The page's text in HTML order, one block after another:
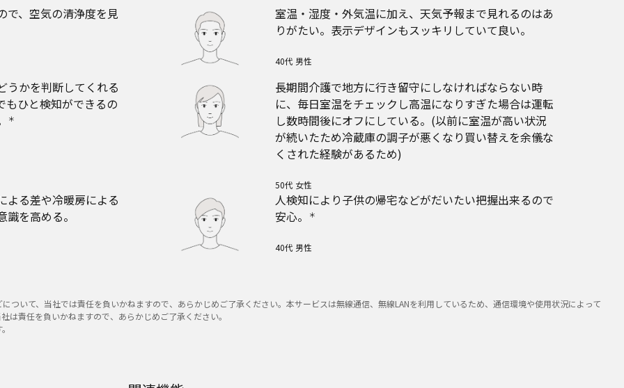
で、空気の清浄度を見
室温・湿度・外気温に加え、天気予報まで見れるのはあ
りがたい。表示デザインもスッキリしていて良い。
40代 男性
うかを判断してくれる
もひと検知ができるの
＊
長期間介護で地方に行き留守にしなければならない時
に、毎日室温をチェックし高温になりすぎた場合は運転
し数時間後にオフにしている。(以前に室温が高い状況
が続いたため冷蔵庫の調子が悪くなり買い替えを余儀な
くされた経験があるため)
50代 女性
よる差や冷暖房による
を高める。
人検知により子供の帰宅などがだいたい把握出来るので
安心。
＊
40代 男性
ついて、当社では責任を負いかねますので、あらかじめご了承ください。本サービスは無線通信、無線LANを利用しているため、通信環境や使用状況によって
は責任を負いかねますので、あらかじめご了承ください。